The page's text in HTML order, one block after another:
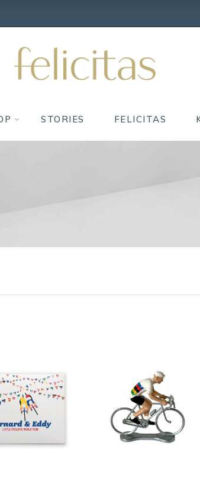
STORIES FELICITAS